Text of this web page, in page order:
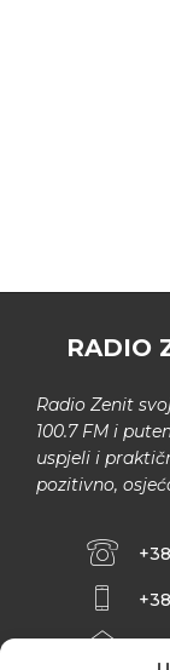
RADIO
Radio Zenit
100.7 FM i
uspjeli i
pozitivno,